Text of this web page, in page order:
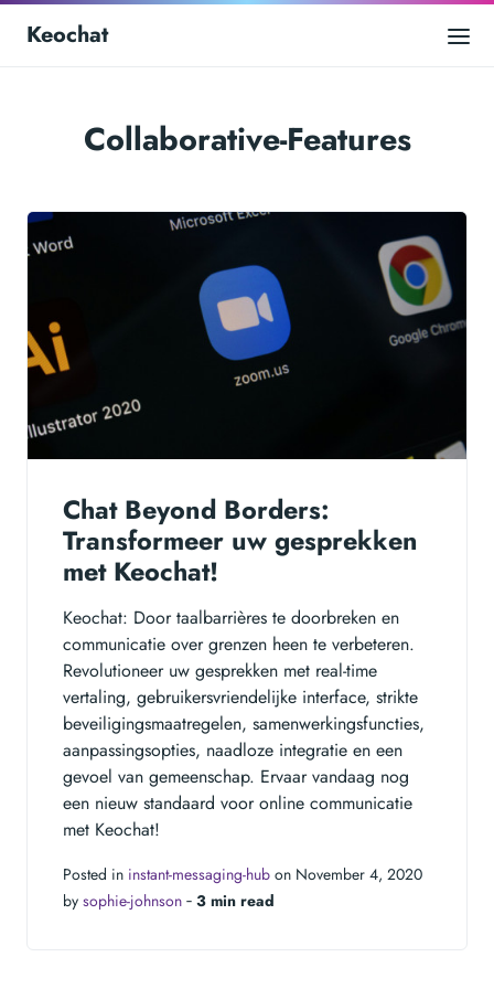
Keochat
Collaborative-Features
Chat Beyond Borders:
Transformeer uw gesprekken
met Keochat!
Keochat: Door taalbarrières te doorbreken en
communicatie over grenzen heen te verbeteren.
Revolutioneer uw gesprekken met real-time
vertaling, gebruikersvriendelijke interface, strikte
beveiligingsmaatregelen, samenwerkingsfuncties,
aanpassingsopties, naadloze integratie en een
gevoel van gemeenschap. Ervaar vandaag nog
een nieuw standaard voor online communicatie
met Keochat!
Posted in instant-messaging-hub on November 4, 2020
by sophie-johnson ‐ 3 min read